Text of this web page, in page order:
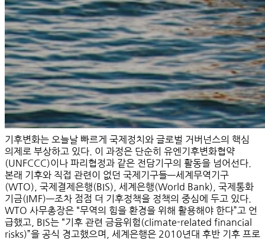
기후변화는 오늘날 빠르게 국제정치와 글로벌 거버넌스의 핵심
의제 로 부상하고 있다. 이 과정은 단순히 유엔기후변화협약
(UNFCCC)이나 파리협정과 같은 전담기구의 활동을 넘어선다.
본래 기후와 직접 관련이 없던 국제기구들—세계무역기구
(WTO), 국제결제은행(BIS), 세계은행(World Bank), 국제통화
기금(IMF)—조차 점점 더 기후정책을 정책의 중심에 두고 있다.
WTO 사무총장은 “무역의 힘을 환경을 위해 활용해야 한다”고 언
급했고, BIS는 “기후 관련 금융위험(climate-related financial
risks)”을 공식 경고했으며, 세계은행은 2010년대 후반 기후 프로